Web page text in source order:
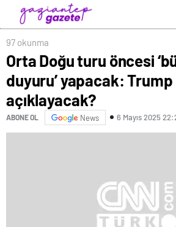
97 okunma
Orta Doğu turu öncesi
duyuru’ yapacak: Trump
açıklayacak?
ABONE OL News 6 Mayıs 2025